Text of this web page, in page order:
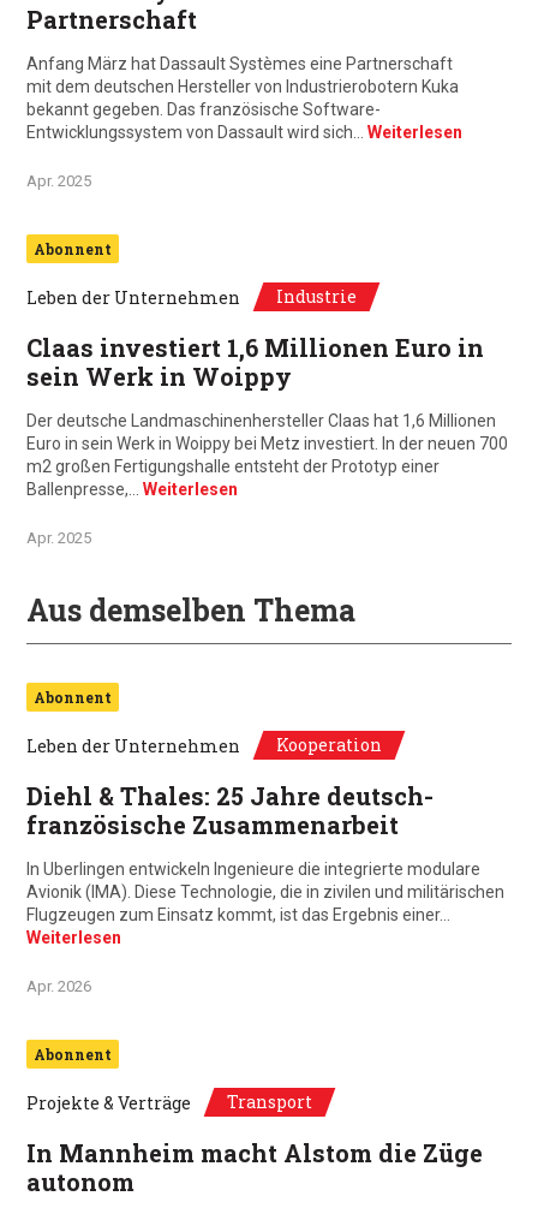
Partnerschaft
Anfang März hat Dassault Systèmes eine Partnerschaft
mit dem deutschen Hersteller von Industrierobotern Kuka
bekannt gegeben. Das französische Software-
Entwicklungssystem von Dassault wird sich… Weiterlesen
Apr. 2025
Abonnent
Leben der Unternehmen Industrie
Claas investiert 1,6 Millionen Euro in
sein Werk in Woippy
Der deutsche Landmaschinenhersteller Claas hat 1,6 Millionen
Euro in sein Werk in Woippy bei Metz investiert. In der neuen 700
m2 großen Fertigungshalle entsteht der Prototyp einer
Ballenpresse,… Weiterlesen
Apr. 2025
Aus demselben Thema
Abonnent
Leben der Unternehmen Kooperation
Diehl & Thales: 25 Jahre deutsch-
französische Zusammenarbeit
In Uberlingen entwickeln Ingenieure die integrierte modulare
Avionik (IMA). Diese Technologie, die in zivilen und militärischen
Flugzeugen zum Einsatz kommt, ist das Ergebnis einer…
Weiterlesen
Apr. 2026
Abonnent
Projekte & Verträge Transport
In Mannheim macht Alstom die Züge
autonom